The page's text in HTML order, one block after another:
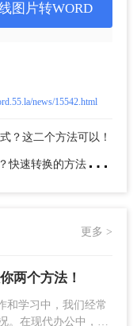
片，然后右键单击图
中的文字自动转换成
图片转WORD
news/15542.html
？这二个方法可以！
下
一篇：图片内容怎样转换成word文档？快速转换的方法分享！
更多 >
两个方法！
和学习中，我们经常
。在现代办公中，我